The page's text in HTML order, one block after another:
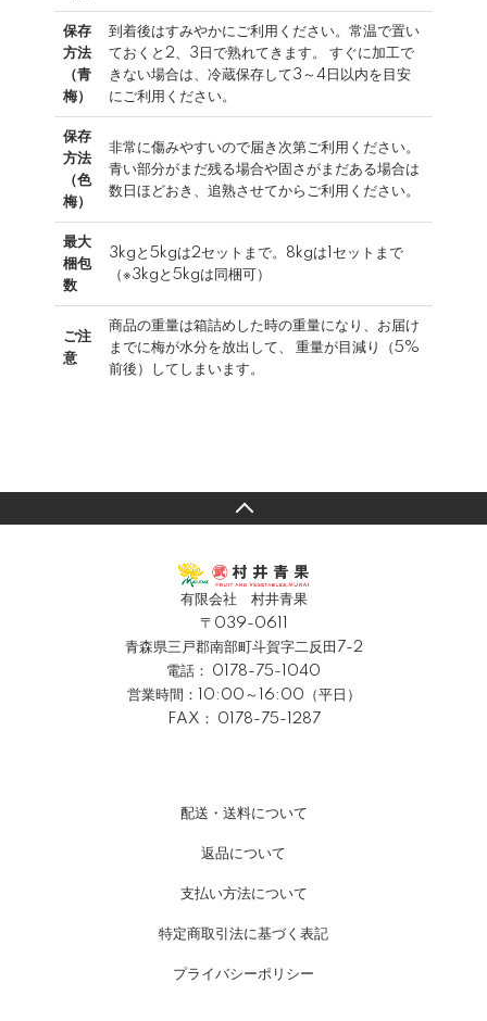
保存
方法
（青
梅）
到着後はすみやかにご利用ください。常温で置い
ておくと2、3日で熟れてきます。 すぐに加工で
きない場合は、冷蔵保存して3～4日以内を目安
にご利用ください。
保存
方法
（色
梅）
非常に傷みやすいので届き次第ご利用ください。
青い部分がまだ残る場合や固さがまだある場合は
数日ほどおき、追熟させてからご利用ください。
最大
梱包
数
3kgと5kgは2セットまで。8kgは1セットまで
（※3kgと5kgは同梱可）
ご注
意
商品の重量は箱詰めした時の重量になり、お届け
までに梅が水分を放出して、 重量が目減り（5%
前後）してしまいます。
有限会社 村井青果
〒039-0611
青森県三戸郡南部町斗賀字二反田7-2
電話： 0178-75-1040
営業時間：10:00～16:00（平日）
FAX： 0178-75-1287
配送・送料について
返品について
支払い方法について
特定商取引法に基づく表記
プライバシーポリシー